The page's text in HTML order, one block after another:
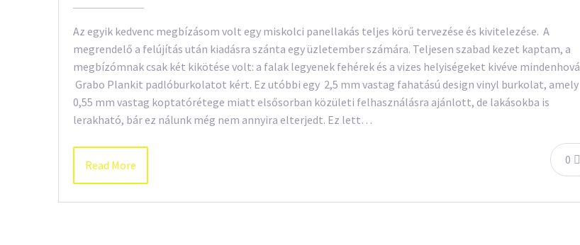
Az egyik kedvenc megbízásom volt egy miskolci panellakás teljes körű tervezése és kivitelezése. A
megrendelő a felújítás után kiadásra szánta egy üzletember számára. Teljesen szabad kezet kaptam, a
megbízómnak csak két kikötése volt: a falak legyenek fehérek és a vizes helyiségeket kivéve mindenhová
Grabo Plankit padlóburkolatot kért. Ez utóbbi egy 2,5 mm vastag fahatású design vinyl burkolat, amely
0,55 mm vastag koptatórétege miatt elsősorban közületi felhasználásra ajánlott, de lakásokba is
lerakható, bár ez nálunk még nem annyira elterjedt. Ez lett…
0
Read More